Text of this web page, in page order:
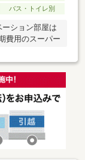
バス・トイレ別
ション部屋は
費用のスーパー